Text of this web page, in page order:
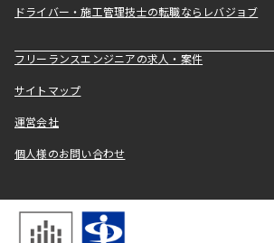
ドライバー・施工管理技士の転職ならレバジョブ
フリーランスエンジニアの求人・案件
サイトマップ
運営会社
個人様のお問い合わせ